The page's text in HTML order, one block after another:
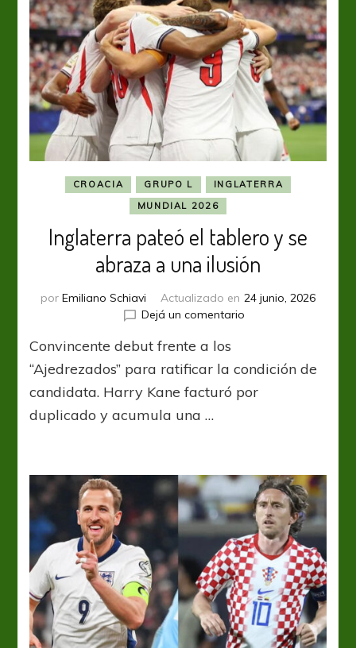
CROACIA GRUPO L
INGLATERRA
MUNDIAL 2026
Inglaterra pateó el tablero y se
abraza a una ilusión
por Emiliano Schiavi Actualizado en 24 junio, 2026
Dejá un comentarioen
el
y
ilusión
Convincente debut frente a los
“Ajedrezados” para ratificar la condición de
candidata. Harry Kane facturó por
duplicado y acumula una …